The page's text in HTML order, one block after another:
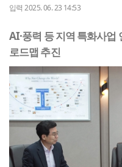
입력 2025. 06. 23 14:53
AI·풍력 등 지역 특화사
로드맵 추진